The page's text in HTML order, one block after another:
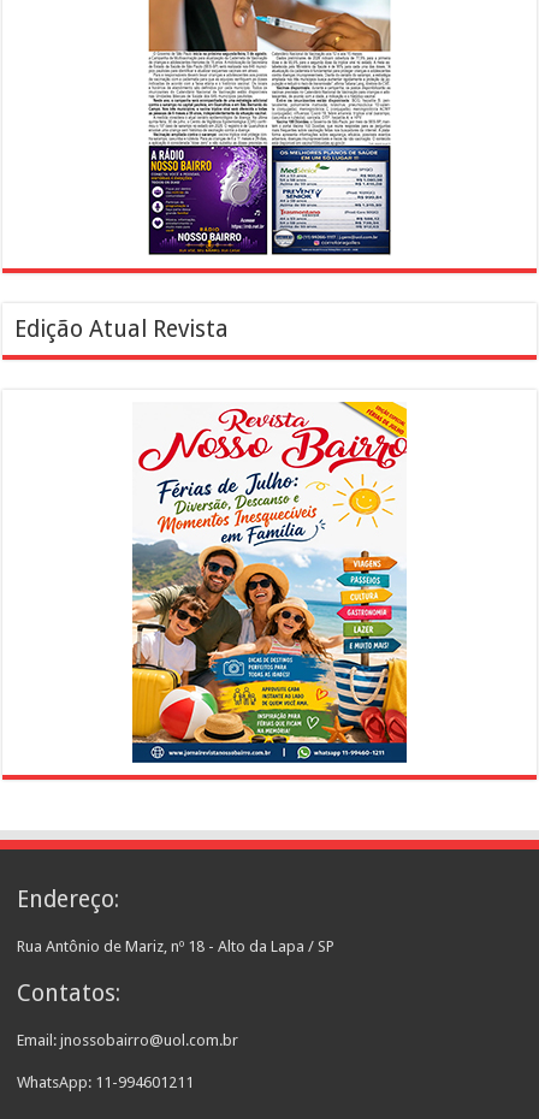
Edição Atual Revista
Endereço:
Rua Antônio de Mariz, nº 18 - Alto da Lapa / SP
Contatos:
Email: jnossobairro@uol.com.br
WhatsApp: 11-994601211